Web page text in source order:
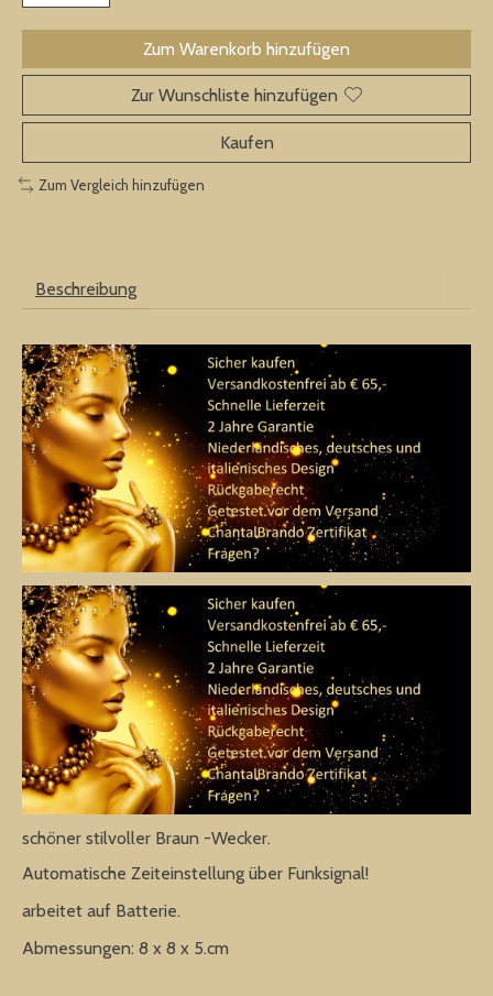
Zum Warenkorb hinzufügen
Zur Wunschliste hinzufügen
Kaufen
Zum Vergleich hinzufügen
Beschreibung
schöner stilvoller Braun -Wecker.
Automatische Zeiteinstellung über Funksignal!
arbeitet auf Batterie.
Abmessungen: 8 x 8 x 5.cm